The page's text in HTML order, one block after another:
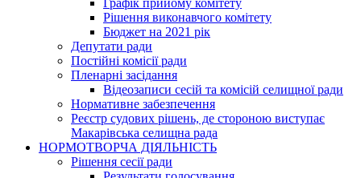
Графік прийому комітету
Рішення виконавчого комітету
Бюджет на 2021 рік
Депутати ради
Постійні комісії ради
Пленарні засідання
Відеозаписи сесій та комісій селищної ради
Нормативне забезпечення
Реєстр судових рішень, де стороною виступає
Макарівська селищна рада
НОРМОТВОРЧА ДІЯЛЬНІСТЬ
Рішення сесії ради